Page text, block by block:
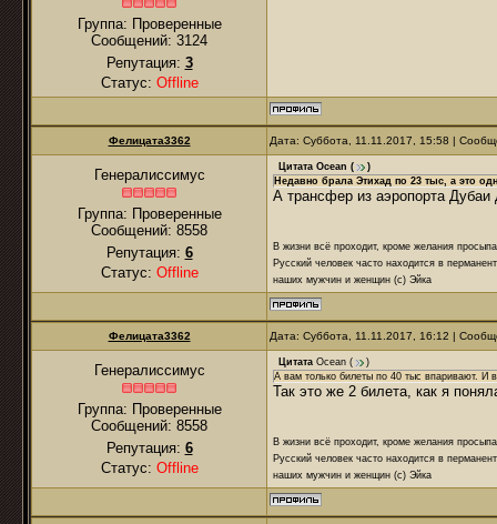
Группа: Проверенные
Сообщений: 3124
Репутация: 3
Статус: Offline
Фелицата3362 Дата: Суббота, 11.11.2017, 15:58 |
Генералиссимус
Группа: Проверенные
Сообщений: 8558
Репутация: 6
Статус: Offline
Цитата Ocean (
)
Недавно брала Этихад по 23 тыс, а это
А трансфер из аэропорта
В жизни всё проходит, кроме желания
Русский человек часто находится в
наших мужчин и женщин (с) Эйка
Фелицата3362 Дата: Суббота, 11.11.2017, 16:12 |
Генералиссимус
Группа: Проверенные
Сообщений: 8558
Репутация: 6
Статус: Offline
Цитата Ocean (
)
А вам только билеты по 40 тыс впаривают. И
Так это же 2 билета, как я
В жизни всё проходит, кроме желания
Русский человек часто находится в
наших мужчин и женщин (с) Эйка